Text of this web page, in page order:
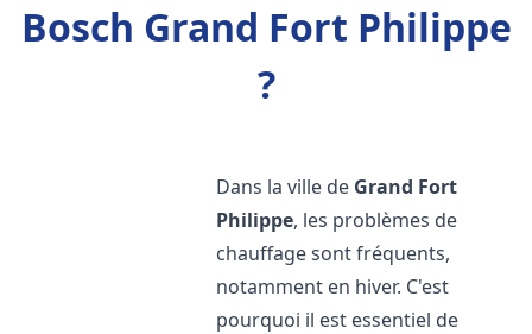
Bosch Grand Fort Philippe
?
Dans la ville de Grand Fort
Philippe, les problèmes de
chauffage sont fréquents,
notamment en hiver. C'est
pourquoi il est essentiel de